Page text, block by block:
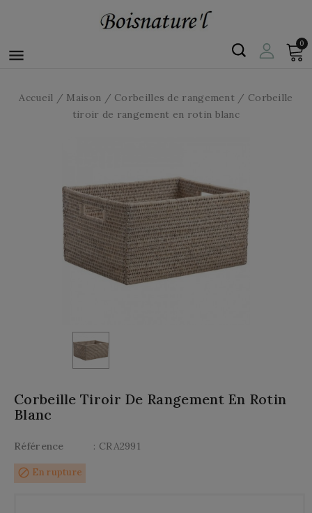

0
Accueil Maison Corbeilles de rangement
Corbeille
tiroir de rangement en rotin blanc
Corbeille Tiroir De Rangement En Rotin
Blanc
Référence : CRA2991
block En rupture